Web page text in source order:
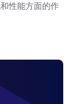
性能方面的作